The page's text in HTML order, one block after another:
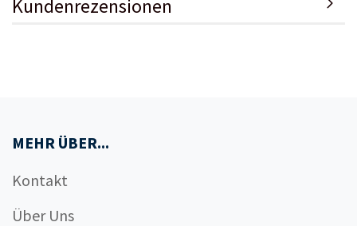
Kundenrezensionen
MEHR ÜBER...
Kontakt
Über Uns